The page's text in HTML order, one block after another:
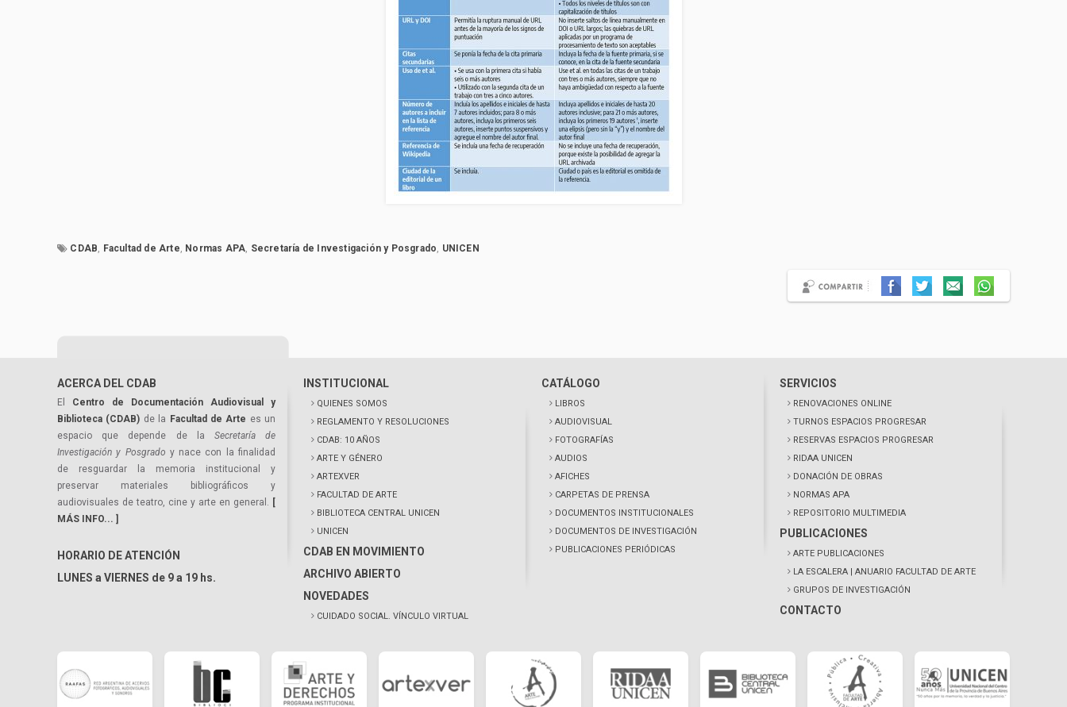
CDAB, Facultad de Arte, Normas APA, Secretaría de Investigación y Posgrado, UNICEN
ACERCA DEL CDAB
El Centro de Documentación Audiovisual y
Biblioteca (CDAB) de la Facultad de Arte es un
espacio que depende de la Secretaría de
Investigación y Posgrado y nace con la finalidad
de resguardar la memoria institucional y
preservar materiales bibliográficos y
audiovisuales de teatro, cine y arte en general. [
MÁS INFO... ]
HORARIO DE ATENCIÓN
LUNES a VIERNES de 9 a 19 hs.
INSTITUCIONAL
QUIENES SOMOS
REGLAMENTO Y RESOLUCIONES
CDAB: 10 AÑOS
ARTE Y GÉNERO
ARTEXVER
FACULTAD DE ARTE
BIBLIOTECA CENTRAL UNICEN
UNICEN
CDAB EN MOVIMIENTO
ARCHIVO ABIERTO
NOVEDADES
CUIDADO SOCIAL. VÍNCULO VIRTUAL
CATÁLOGO
LIBROS
AUDIOVISUAL
FOTOGRAFÍAS
AUDIOS
AFICHES
CARPETAS DE PRENSA
DOCUMENTOS INSTITUCIONALES
DOCUMENTOS DE INVESTIGACIÓN
PUBLICACIONES PERIÓDICAS
SERVICIOS
RENOVACIONES ONLINE
TURNOS ESPACIOS PROGRESAR
RESERVAS ESPACIOS PROGRESAR
RIDAA UNICEN
DONACIÓN DE OBRAS
NORMAS APA
REPOSITORIO MULTIMEDIA
PUBLICACIONES
ARTE PUBLICACIONES
LA ESCALERA | ANUARIO FACULTAD DE ARTE
GRUPOS DE INVESTIGACIÓN
CONTACTO